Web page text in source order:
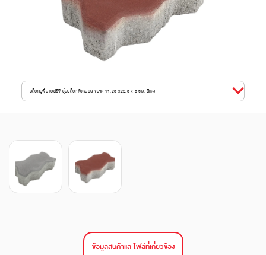
บล็อกปูพื้น เอสซีจี รุ่นบล็อกตัวหนอน ขนาด 11.25 x22.5 x 6 ซม. สีแดง
ข้อมูลสินค้าและไฟล์ที่เกี่ยวข้อง